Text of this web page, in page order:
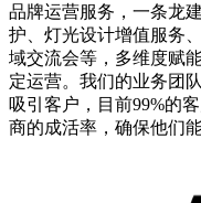
品牌运营服务，一条龙
护、灯光设计增值服务
域交流会等，多维度赋
定运营。我们的业务团
吸引客户，目前99%的
商的成活率，确保他们能